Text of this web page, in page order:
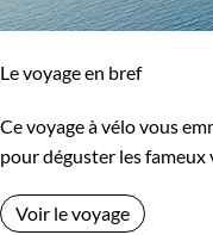
Le voyage en bref
Ce voyage à vélo vous
pour déguster les fameux
Voir le voyage